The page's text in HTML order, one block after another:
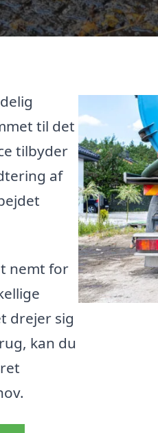
til det
tilbyder
af
nemt for
drejer sig
kan du